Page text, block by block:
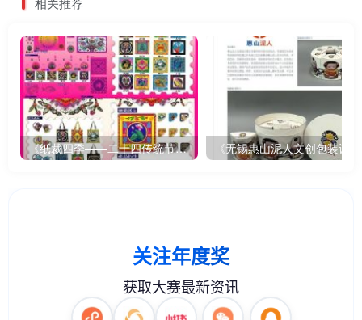
《纸裁四季——二十四传统节气文创设计》 《无锡惠山泥人文创包装设